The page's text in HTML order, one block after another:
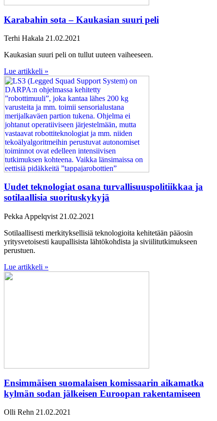
Karabahin sota – Kaukasian suuri peli
Terhi Hakala 21.02.2021
Kaukasian suuri peli on tullut uuteen vaiheeseen.
Lue artikkeli »
Uudet teknologiat osana turvallisuuspolitiikkaa ja
sotilaallisia suorituskykyjä
Pekka Appelqvist 21.02.2021
Sotilaallisesti merkityksellisiä teknologioita kehitetään pääosin
yritysvetoisesti kaupallisista lähtökohdista ja siviilitutkimukseen
perustuen.
Lue artikkeli »
Ensimmäisen suomalaisen komissaarin aikamatka
kylmän sodan jälkeisen Euroopan rakentamiseen
Olli Rehn 21.02.2021